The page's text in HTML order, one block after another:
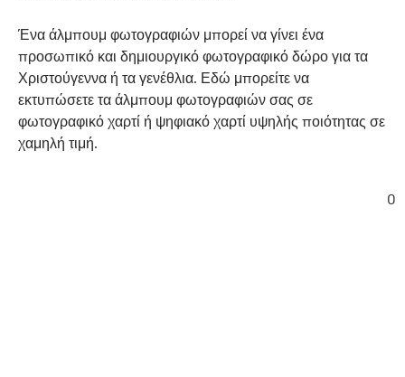
Ένα άλμπουμ φωτογραφιών μπορεί να γίνει ένα
προσωπικό και δημιουργικό φωτογραφικό δώρο για τα
Χριστούγεννα ή τα γενέθλια. Εδώ μπορείτε να
εκτυπώσετε τα άλμπουμ φωτογραφιών σας σε
φωτογραφικό χαρτί ή ψηφιακό χαρτί υψηλής ποιότητας σε
χαμηλή τιμή.
0